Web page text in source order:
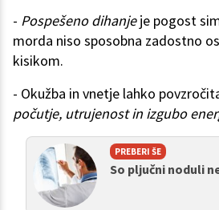
- Pospešeno dihanjeje pogost
morda niso sposobna zadostno
kisikom.
- Okužba in vnetje lahko
počutje, utrujenost in izgubo
PREBERI ŠE
So pljučni noduli